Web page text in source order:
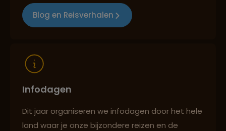
Blog en Reisverhalen
Infodagen
Dit jaar organiseren we infodagen door het hele
land waar je onze bijzondere reizen en de